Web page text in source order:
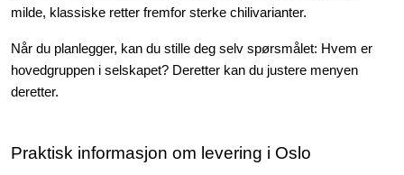
milde, klassiske retter fremfor sterke chilivarianter.
Når du planlegger, kan du stille deg selv spørsmålet: Hvem er
hovedgruppen i selskapet? Deretter kan du justere menyen
deretter.
Praktisk informasjon om levering i Oslo